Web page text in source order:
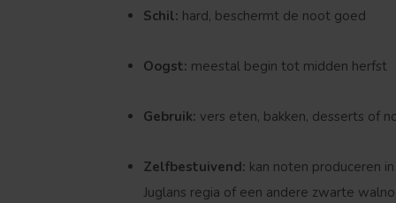
Schil: hard, beschermt de noot goed
Oogst: meestal begin tot midden herfst
Gebruik: vers eten, bakken, desserts of
Zelfbestuivend: kan noten produceren
Juglans regia of een andere zwarte